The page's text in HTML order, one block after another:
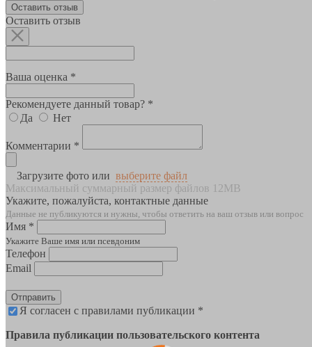
Оставить отзыв
Оставить отзыв
Ваша оценка *
Рекомендуете данный товар? *
Да
Нет
Комментарии *
Загрузите фото или выберите файл
Максимальный суммарный размер файлов 12MB
Укажите, пожалуйста, контактные данные
Данные не публикуются и нужны, чтобы ответить на ваш отзыв или вопрос
Имя *
Укажите Ваше имя или псевдоним
Телефон
Email
Отправить
Я согласен с правилами публикации *
Правила публикации пользовательского контента